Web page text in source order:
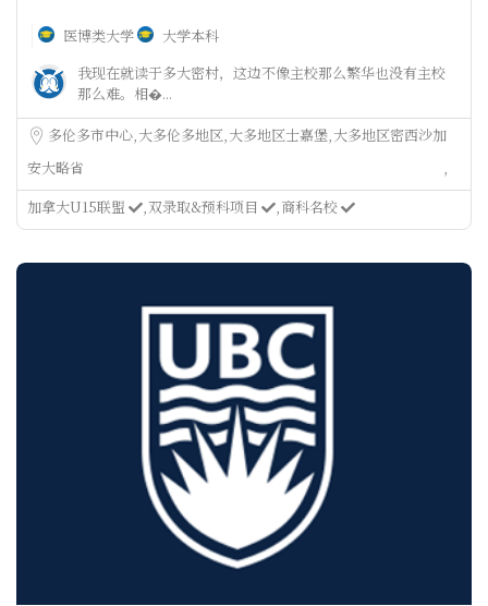
医博类大学
大学本科
我现在就读于多大密村，这边不像主校那么繁华也没有主校
那么难。相�...
多伦多市中心大多伦多地区大多地区士嘉堡大多地区密西沙加
安大略省
加拿大U15联盟
双录取&预科项目 商科名校